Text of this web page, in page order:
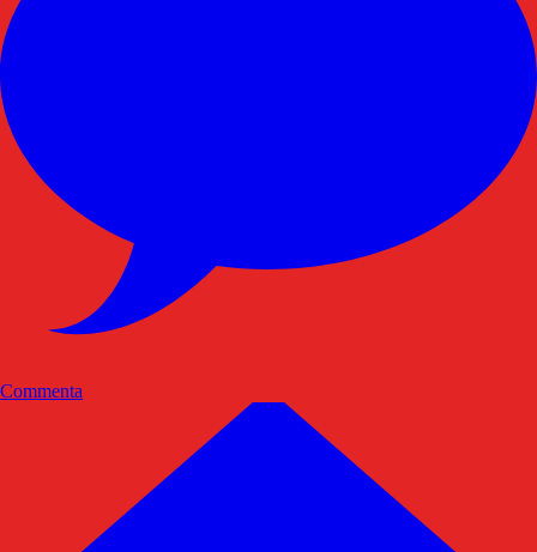
Commenta